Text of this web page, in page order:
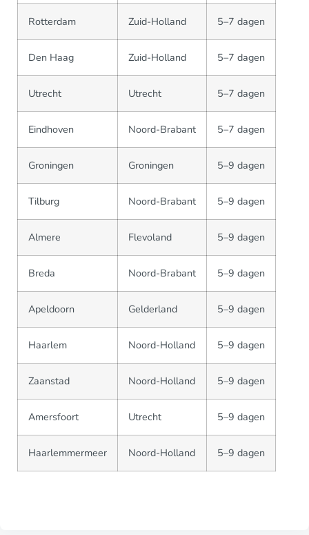
Rotterdam Zuid-Holland 5–7 dagen
Den Haag Zuid-Holland 5–7 dagen
Utrecht Utrecht 5–7 dagen
Eindhoven Noord-Brabant 5–7 dagen
Groningen Groningen 5–9 dagen
Tilburg Noord-Brabant 5–9 dagen
Almere Flevoland 5–9 dagen
Breda Noord-Brabant 5–9 dagen
Apeldoorn Gelderland 5–9 dagen
Haarlem Noord-Holland 5–9 dagen
Zaanstad Noord-Holland 5–9 dagen
Amersfoort Utrecht 5–9 dagen
Haarlemmermeer Noord-Holland 5–9 dagen